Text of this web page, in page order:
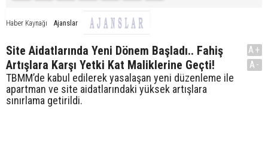
Haber Kaynağı Ajanslar
Site Aidatlarında Yeni Dönem Başladı.. Fahiş
Artışlara Karşı Yetki Kat Maliklerine Geçti!
TBMM’de kabul edilerek yasalaşan yeni düzenleme ile
apartman ve site aidatlarındaki yüksek artışlara
sınırlama getirildi.
A+
A-